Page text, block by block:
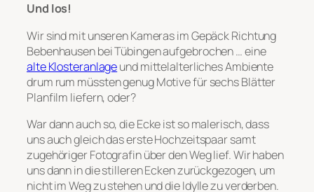
Und los!
Wir sind mit unseren Kameras im Gepäck Richtung
Bebenhausen bei Tübingen aufgebrochen … eine
alte Klosteranlageund mittelalterliches Ambiente
drum rum müssten genug Motive für sechs Blätter
Planfilm liefern, oder?
War dann auch so, die Ecke ist so malerisch, dass
uns auch gleich das erste Hochzeitspaar samt
zugehöriger Fotografin über den Weg lief. Wir haben
uns dann in die stilleren Ecken zurückgezogen, um
nicht im Weg zu stehen und die Idylle zu verderben.